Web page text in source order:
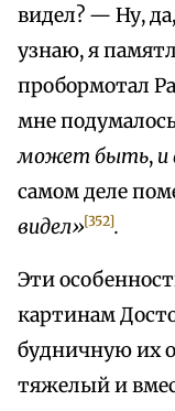
видел? — Ну,
узнаю, я
пробормотал
мне
может быть, и
самом деле
видел»[352].
Эти
картинам
будничную их
тяжелый и